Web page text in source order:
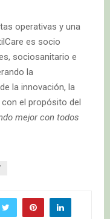
operativas y una
es socio
sociosanitario e
la
la innovación, la
el propósito del
mejor con todos